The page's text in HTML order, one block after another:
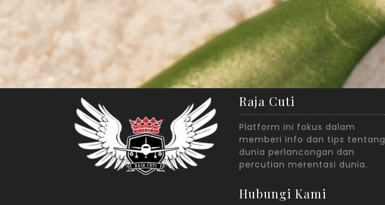
Raja Cuti
Platform ini fokus dalam
memberi info dan tips tentang
dunia perlancongan dan
percutian merentasi dunia.
Hubungi Kami